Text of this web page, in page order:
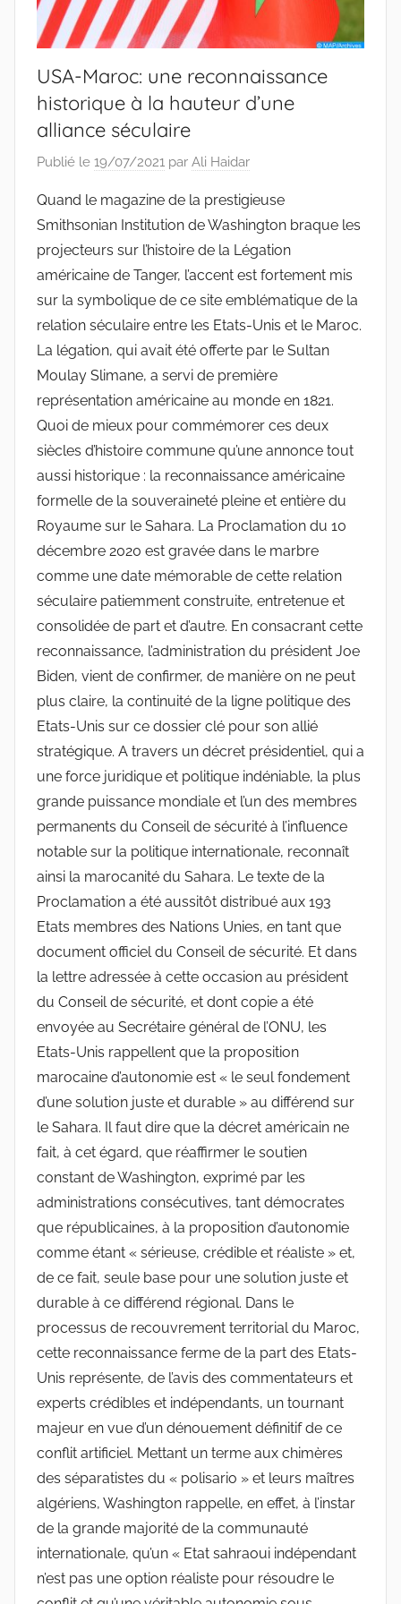
USA-Maroc: une reconnaissance
historique à la hauteur d’une
alliance séculaire
Publié le 19/07/2021 par Ali Haidar
Quand le magazine de la prestigieuse
Smithsonian Institution de Washington braque les
projecteurs sur l’histoire de la Légation
américaine de Tanger, l’accent est fortement mis
sur la symbolique de ce site emblématique de la
relation séculaire entre les Etats-Unis et le Maroc.
La légation, qui avait été offerte par le Sultan
Moulay Slimane, a servi de première
représentation américaine au monde en 1821.
Quoi de mieux pour commémorer ces deux
siècles d’histoire commune qu’une annonce tout
aussi historique : la reconnaissance américaine
formelle de la souveraineté pleine et entière du
Royaume sur le Sahara. La Proclamation du 10
décembre 2020 est gravée dans le marbre
comme une date mémorable de cette relation
séculaire patiemment construite, entretenue et
consolidée de part et d’autre. En consacrant cette
reconnaissance, l’administration du président Joe
Biden, vient de confirmer, de manière on ne peut
plus claire, la continuité de la ligne politique des
Etats-Unis sur ce dossier clé pour son allié
stratégique. A travers un décret présidentiel, qui a
une force juridique et politique indéniable, la plus
grande puissance mondiale et l’un des membres
permanents du Conseil de sécurité à l’influence
notable sur la politique internationale, reconnaît
ainsi la marocanité du Sahara. Le texte de la
Proclamation a été aussitôt distribué aux 193
Etats membres des Nations Unies, en tant que
document officiel du Conseil de sécurité. Et dans
la lettre adressée à cette occasion au président
du Conseil de sécurité, et dont copie a été
envoyée au Secrétaire général de l’ONU, les
Etats-Unis rappellent que la proposition
marocaine d’autonomie est « le seul fondement
d’une solution juste et durable » au différend sur
le Sahara. Il faut dire que la décret américain ne
fait, à cet égard, que réaffirmer le soutien
constant de Washington, exprimé par les
administrations consécutives, tant démocrates
que républicaines, à la proposition d’autonomie
comme étant « sérieuse, crédible et réaliste » et,
de ce fait, seule base pour une solution juste et
durable à ce différend régional. Dans le
processus de recouvrement territorial du Maroc,
cette reconnaissance ferme de la part des Etats-
Unis représente, de l’avis des commentateurs et
experts crédibles et indépendants, un tournant
majeur en vue d’un dénouement définitif de ce
conflit artificiel. Mettant un terme aux chimères
des séparatistes du « polisario » et leurs maîtres
algériens, Washington rappelle, en effet, à l’instar
de la grande majorité de la communauté
internationale, qu’un « Etat sahraoui indépendant
n’est pas une option réaliste pour résoudre le